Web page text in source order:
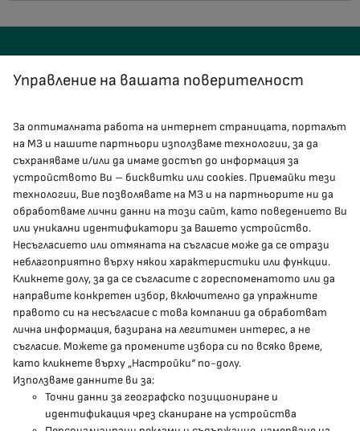
КОНТАКТИ
гр.София, 1000, пл. „Света Неделя“ №5
delovodstvo@mh.government.bg
presscenter@mh.government.bg
МЗ В СОЦИАЛНИТЕ МРЕЖИ
Facebook страница
Instragram профил
YouTube канал
Управление на вашата поверителност
За оптималната работа на интернет страницата, порталът
на МЗ и нашите партньори използваме технологии, за да
съхраняваме и/или да имаме достъп до информация за
устройството Ви – бисквитки или cookies. Приемайки тези
технологии, Вие позволявате на МЗ и на партньорите ни да
обработваме лични данни на този сайт, като поведението Ви
или уникални идентификатори за Вашето устройство.
Несъгласието или отмяната на съгласие може да се отрази
неблагоприятно върху някои характеристики или функции.
Кликнете долу, за да се съгласите с гореспоменатото или да
направите конкретен избор, включително да упражните
правото си на несъгласие с това компании да обработват
лична информация, базирана на легитимен интерес, а не
съгласие. Можете да промените избора си по всяко време,
като кликнете върху „Настройки“ по-долу.
Използваме данните ви за:
Точни данни за географско позициониране и
идентификация чрез сканиране на устройства